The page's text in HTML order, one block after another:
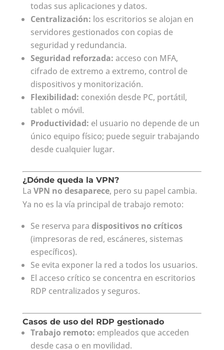
todas sus aplicaciones y datos.
Centralización: los escritorios se alojan en
servidores gestionados con copias de
seguridad y redundancia.
Seguridad reforzada: acceso con MFA,
cifrado de extremo a extremo, control de
dispositivos y monitorización.
Flexibilidad: conexión desde PC, portátil,
tablet o móvil.
Productividad: el usuario no depende de un
único equipo físico; puede seguir trabajando
desde cualquier lugar.
¿Dónde queda la VPN?
La VPN no desaparece, pero su papel cambia.
Ya no es la vía principal de trabajo remoto:
Se reserva para dispositivos no críticos
(impresoras de red, escáneres, sistemas
específicos).
Se evita exponer la red a todos los usuarios.
El acceso crítico se concentra en escritorios
RDP centralizados y seguros.
Casos de uso del RDP gestionado
Trabajo remoto: empleados que acceden
desde casa o en movilidad.